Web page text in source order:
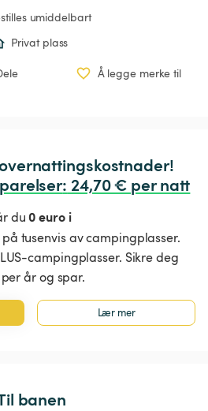
umiddelbart
Privat plass
Å legge merke til
: 24,70 € per natt
du0 euro i
tusenvis av campingplasser.
campingplasser. Sikre deg
år og spar.
Lær mer
banen